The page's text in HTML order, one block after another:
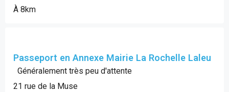
À 8km
Passeport en Annexe Mairie La Rochelle Laleu
Généralement très peu d'attente
21 rue de la Muse